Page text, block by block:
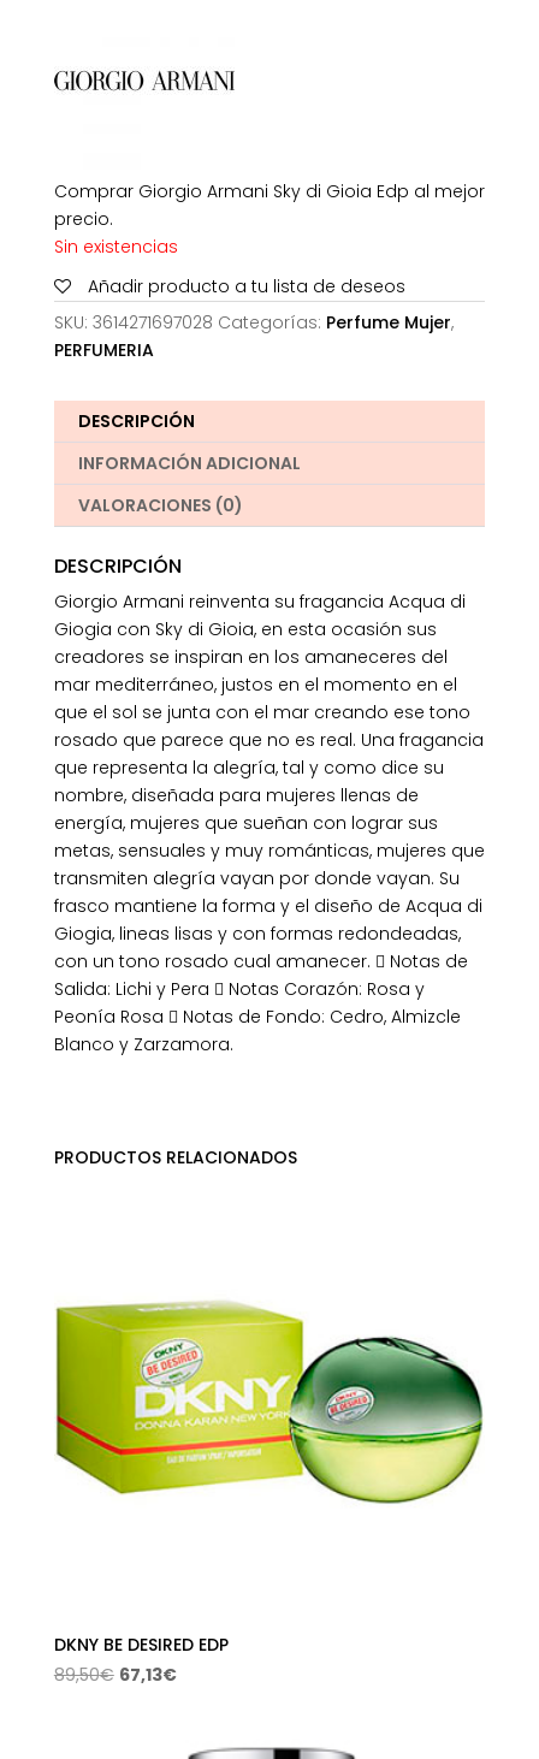
Comprar Giorgio Armani Sky di Gioia Edp al mejor
precio.
Sin existencias
Añadir producto a tu lista de deseos
SKU: 3614271697028 Categorías: Perfume Mujer,
PERFUMERIA
DESCRIPCIÓN
INFORMACIÓN ADICIONAL
VALORACIONES (0)
DESCRIPCIÓN
Giorgio Armani reinventa su fragancia Acqua di
Giogia con Sky di Gioia, en esta ocasión sus
creadores se inspiran en los amaneceres del
mar mediterráneo, justos en el momento en el
que el sol se junta con el mar creando ese tono
rosado que parece que no es real. Una fragancia
que representa la alegría, tal y como dice su
nombre, diseñada para mujeres llenas de
energía, mujeres que sueñan con lograr sus
metas, sensuales y muy románticas, mujeres que
transmiten alegría vayan por donde vayan. Su
frasco mantiene la forma y el diseño de Acqua di
Giogia, lineas lisas y con formas redondeadas,
con un tono rosado cual amanecer.  Notas de
Salida: Lichi y Pera  Notas Corazón: Rosa y
Peonía Rosa  Notas de Fondo: Cedro, Almizcle
Blanco y Zarzamora.
PRODUCTOS RELACIONADOS
DKNY BE DESIRED EDP
89,50€ El
67,13€El